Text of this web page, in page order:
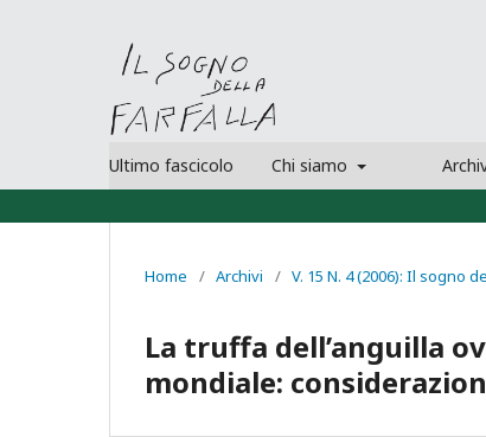
Ultimo fascicolo Chi siamo
Home / Archivi / V. 15 N. 4 (2006): Il sogno
La truffa dell’anguilla
mondiale: